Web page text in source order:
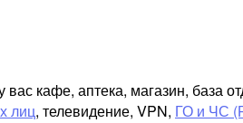
кафе, аптека, магазин, база
лиц, телевидение, VPN, ГО и ЧС